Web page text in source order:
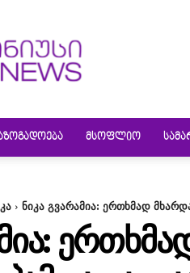
ᲛᲡᲝᲤᲚᲘᲝ
ნიკა გვარამია: ერთხმად